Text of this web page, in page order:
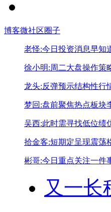
博客微社区圈子
老怪:今日投资消息早知
徐小明:周二大盘操作策
龙头:反弹预示结构性行
梦回:盘前聚焦热点板块
吴西:此时需寻找低位绩
拾金客:短期定呈现震荡
彬哥:今日重点关注一件
又一长